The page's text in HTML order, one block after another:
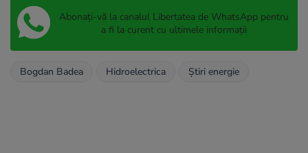
Abonați-vă la canalul Libertatea de WhatsApp pentru
a fi la curent cu ultimele informații
Bogdan Badea Hidroelectrica Știri energie